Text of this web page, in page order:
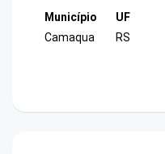
Município
Camaqua
UF
RS